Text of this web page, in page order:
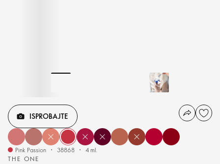
THE ONE
ISPROBAJTE
Pink Passion 38868 4 ml.